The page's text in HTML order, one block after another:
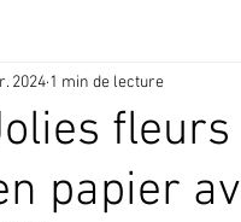
papier
2024 1 min de lecture